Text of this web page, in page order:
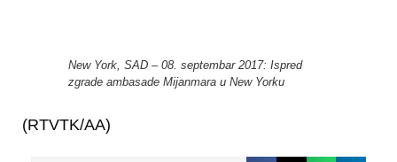
New York, SAD – 08. septembar 2017: Ispred
zgrade ambasade Mijanmara u New Yorku
(RTVTK/AA)